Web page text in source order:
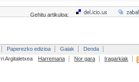
Gehitu artikuloa:
Paperezko edizioa Gaiak
Denda
Argitaletxea
Harremana Nor gara Iragarkiak